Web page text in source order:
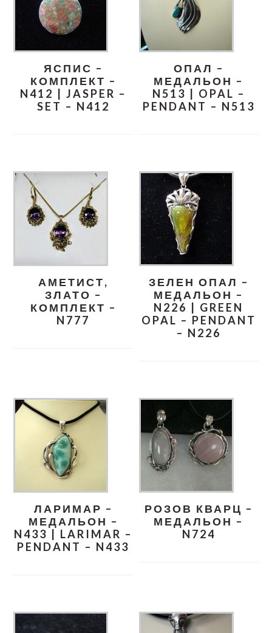
ЯСПИС –
КОМПЛЕКТ –
N412 | JASPER –
SET – N412
ОПАЛ –
МЕДАЛЬОН –
N513 | OPAL –
PENDANT – N513
АМЕТИСТ,
ЗЛАТО –
КОМПЛЕКТ –
N777
ЗЕЛЕН ОПАЛ –
МЕДАЛЬОН –
N226 | GREEN
OPAL – PENDANT
– N226
ЛАРИМАР –
МЕДАЛЬОН –
N433 | LARIMAR –
PENDANT – N433
РОЗОВ КВАРЦ –
МЕДАЛЬОН –
N724